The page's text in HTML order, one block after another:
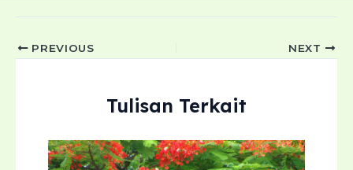
Post
PREVIOUS NEXT
Tulisan Terkait